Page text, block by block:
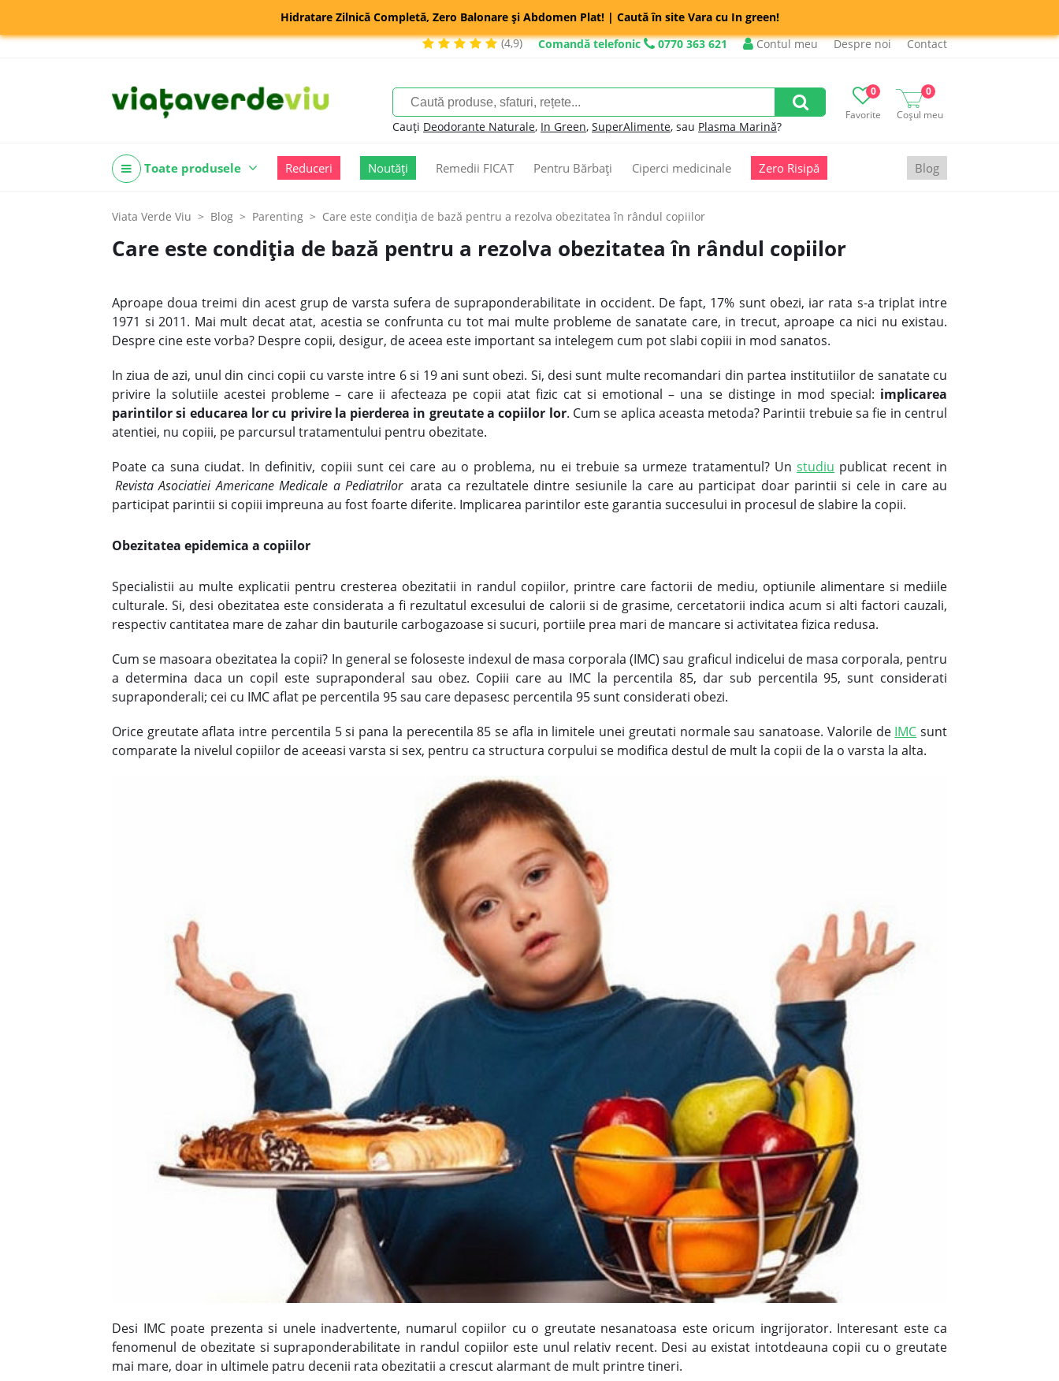
Hidratare Zilnică Completă, Zero Balonare și Abdomen Plat! | Caută în site Vara cu In green!
(4,9)
Comandă telefonic 0770 363 621 Contul meu Despre noi Contact
Favorite
0
Coșul meu
0
Cauți Deodorante Naturale, In Green, SuperAlimente, sau Plasma Marină?
Toate produsele Reduceri Noutăți Remedii FICAT Pentru Bărbați Ciperci medicinale Zero Risipă Blog
Viata Verde Viu Blog Parenting Care este condiţia de bază pentru a rezolva obezitatea în rândul copiilor
Care este condiţia de bază pentru a rezolva obezitatea în rândul copiilor
Aproape doua treimi din acest grup de varsta sufera de supraponderabilitate in occident. De fapt, 17% sunt obezi, iar rata s-a triplat intre
1971 si 2011. Mai mult decat atat, acestia se confrunta cu tot mai multe probleme de sanatate care, in trecut, aproape ca nici nu existau.
Despre cine este vorba? Despre copii, desigur, de aceea este important sa intelegem cum pot slabi copiii in mod sanatos.
In ziua de azi, unul din cinci copii cu varste intre 6 si 19 ani sunt obezi. Si, desi sunt multe recomandari din partea institutiilor de sanatate cu
privire la solutiile acestei probleme – care ii afecteaza pe copii atat fizic cat si emotional – una se distinge in mod special: implicarea
parintilor si educarea lor cu privire la pierderea in greutate a copiilor lor. Cum se aplica aceasta metoda? Parintii trebuie sa fie in centrul
atentiei, nu copiii, pe parcursul tratamentului pentru obezitate.
Poate ca suna ciudat. In definitiv, copiii sunt cei care au o problema, nu ei trebuie sa urmeze tratamentul? Unstudiu publicat recent in
Revista Asociatiei Americane Medicale a Pediatrilor arata ca rezultatele dintre sesiunile la care au participat doar parintii si cele in care au
participat parintii si copiii impreuna au fost foarte diferite. Implicarea parintilor este garantia succesului in procesul de slabire la copii.
Obezitatea epidemica a copiilor
Specialistii au multe explicatii pentru cresterea obezitatii in randul copiilor, printre care factorii de mediu, optiunile alimentare si mediile
culturale. Si, desi obezitatea este considerata a fi rezultatul excesului de calorii si de grasime, cercetatorii indica acum si alti factori cauzali,
respectiv cantitatea mare de zahar din bauturile carbogazoase si sucuri, portiile prea mari de mancare si activitatea fizica redusa.
Cum se masoara obezitatea la copii? In general se foloseste indexul de masa corporala (IMC) sau graficul indicelui de masa corporala, pentru
a determina daca un copil este supraponderal sau obez. Copiii care au IMC la percentila 85, dar sub percentila 95, sunt considerati
supraponderali; cei cu IMC aflat pe percentila 95 sau care depasesc percentila 95 sunt considerati obezi.
Orice greutate aflata intre percentila 5 si pana la perecentila 85 se afla in limitele unei greutati normale sau sanatoase. Valorile de IMC sunt
comparate la nivelul copiilor de aceeasi varsta si sex, pentru ca structura corpului se modifica destul de mult la copii de la o varsta la alta.
Desi IMC poate prezenta si unele inadvertente, numarul copiilor cu o greutate nesanatoasa este oricum ingrijorator. Interesant este ca
fenomenul de obezitate si supraponderabilitate in randul copiilor este unul relativ recent. Desi au existat intotdeauna copii cu o greutate
mai mare, doar in ultimele patru decenii rata obezitatii a crescut alarmant de mult printre tineri.